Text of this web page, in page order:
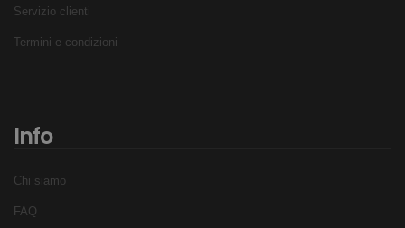
Servizio clienti
Termini e condizioni
Info
Chi siamo
FAQ